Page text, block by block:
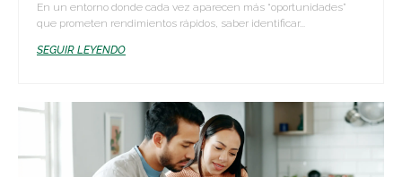
En un entorno donde cada vez aparecen más “oportunidades”
que prometen rendimientos rápidos, saber identificar...
SEGUIR LEYENDO